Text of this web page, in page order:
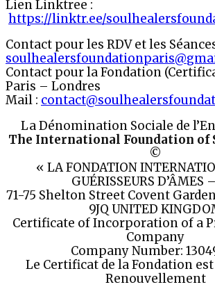
Lien Linktree :
https://linktr.ee/
Contact pour les RDV et les
soulhealersfoundationparis@
Contact pour la Fondation
Paris – Londres
Mail :
La Dénomination Sociale de
The International Foundation of
©
« LA FONDATION
GUÉRISSEURS
71-75 Shelton Street Covent
9JQ UNITED
Certificate of Incorporation of a
Company
Company Number:
Le Certificat de la Fondation est
Renouvellement